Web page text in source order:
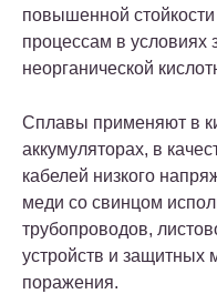
повышенной
процессам в условиях
неорганической
Сплавы применяют в
аккумуляторах, в
кабелей низкого
меди со свинцом
трубопроводов,
устройств и защитных
поражения.